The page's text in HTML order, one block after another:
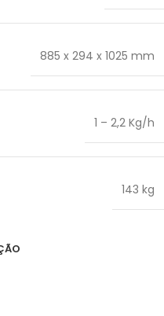
885 x 294 x 1025 mm
1 – 2,2 Kg/h
143 kg